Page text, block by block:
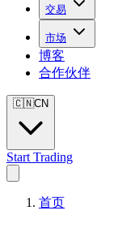
交易
市场
博客
合作伙伴
🇨🇳CN
Start Trading
首页